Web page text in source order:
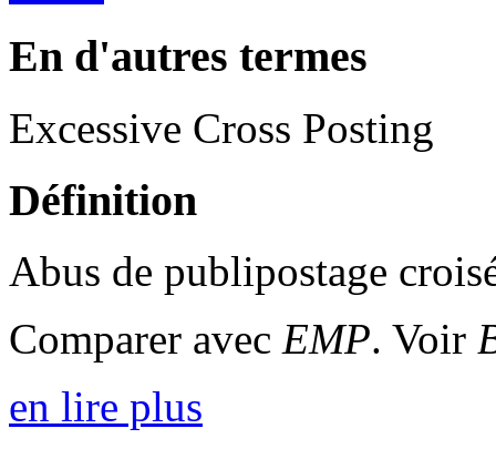
En d'autres termes
Excessive Cross Posting
Définition
Abus de publipostage
Comparer avec EMP. Voir
en lire plus